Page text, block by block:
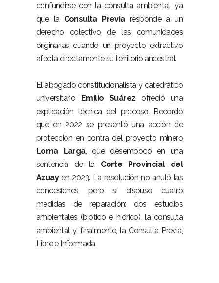
confundirse con la consulta ambiental, ya
que la Consulta Previaresponde a un
derecho colectivo de las comunidades
originarias cuando un proyecto extractivo
afecta directamente su territorio ancestral.
El abogado constitucionalista y catedrático
universitario Emilio Suárez ofreció una
explicación técnica del proceso. Recordó
que en 2022 se presentó una acción de
protección en contra del proyecto minero
Loma Larga, que desembocó en una
sentencia de la Corte Provincial del
Azuayen 2023. La resolución no anuló las
concesiones, pero sí dispuso cuatro
medidas de reparación: dos estudios
ambientales (biótico e hídrico), la consulta
ambiental y, finalmente, la Consulta Previa,
Libre e Informada.